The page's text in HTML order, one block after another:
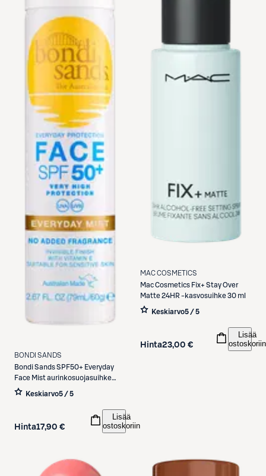
BONDI SANDS
Bondi SandsSPF50+ Everyday
Face Mist aurinkosuojasuihke
kasvoille 60 ml
Keskiarvo5 / 5
Hinta17,90 €
Lisää
ostoskoriin
MAC COSMETICS
Mac Cosmetics Fix+ Stay Over
Matte 24HR -kasvosuihke 30 ml
Keskiarvo5 / 5
Hinta23,00 €
Lisää
ostoskoriin